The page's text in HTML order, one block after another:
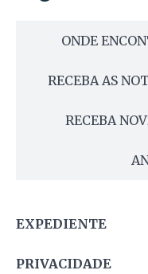
ONDE
RECEBA AS
RECEBA
EXPEDIENTE
PRIVACIDADE